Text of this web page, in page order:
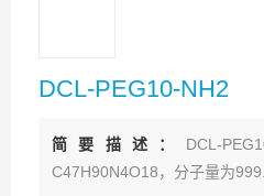
DCL-PEG10-NH2
简要描述： DCL-
C47H90N4O18，分子量为